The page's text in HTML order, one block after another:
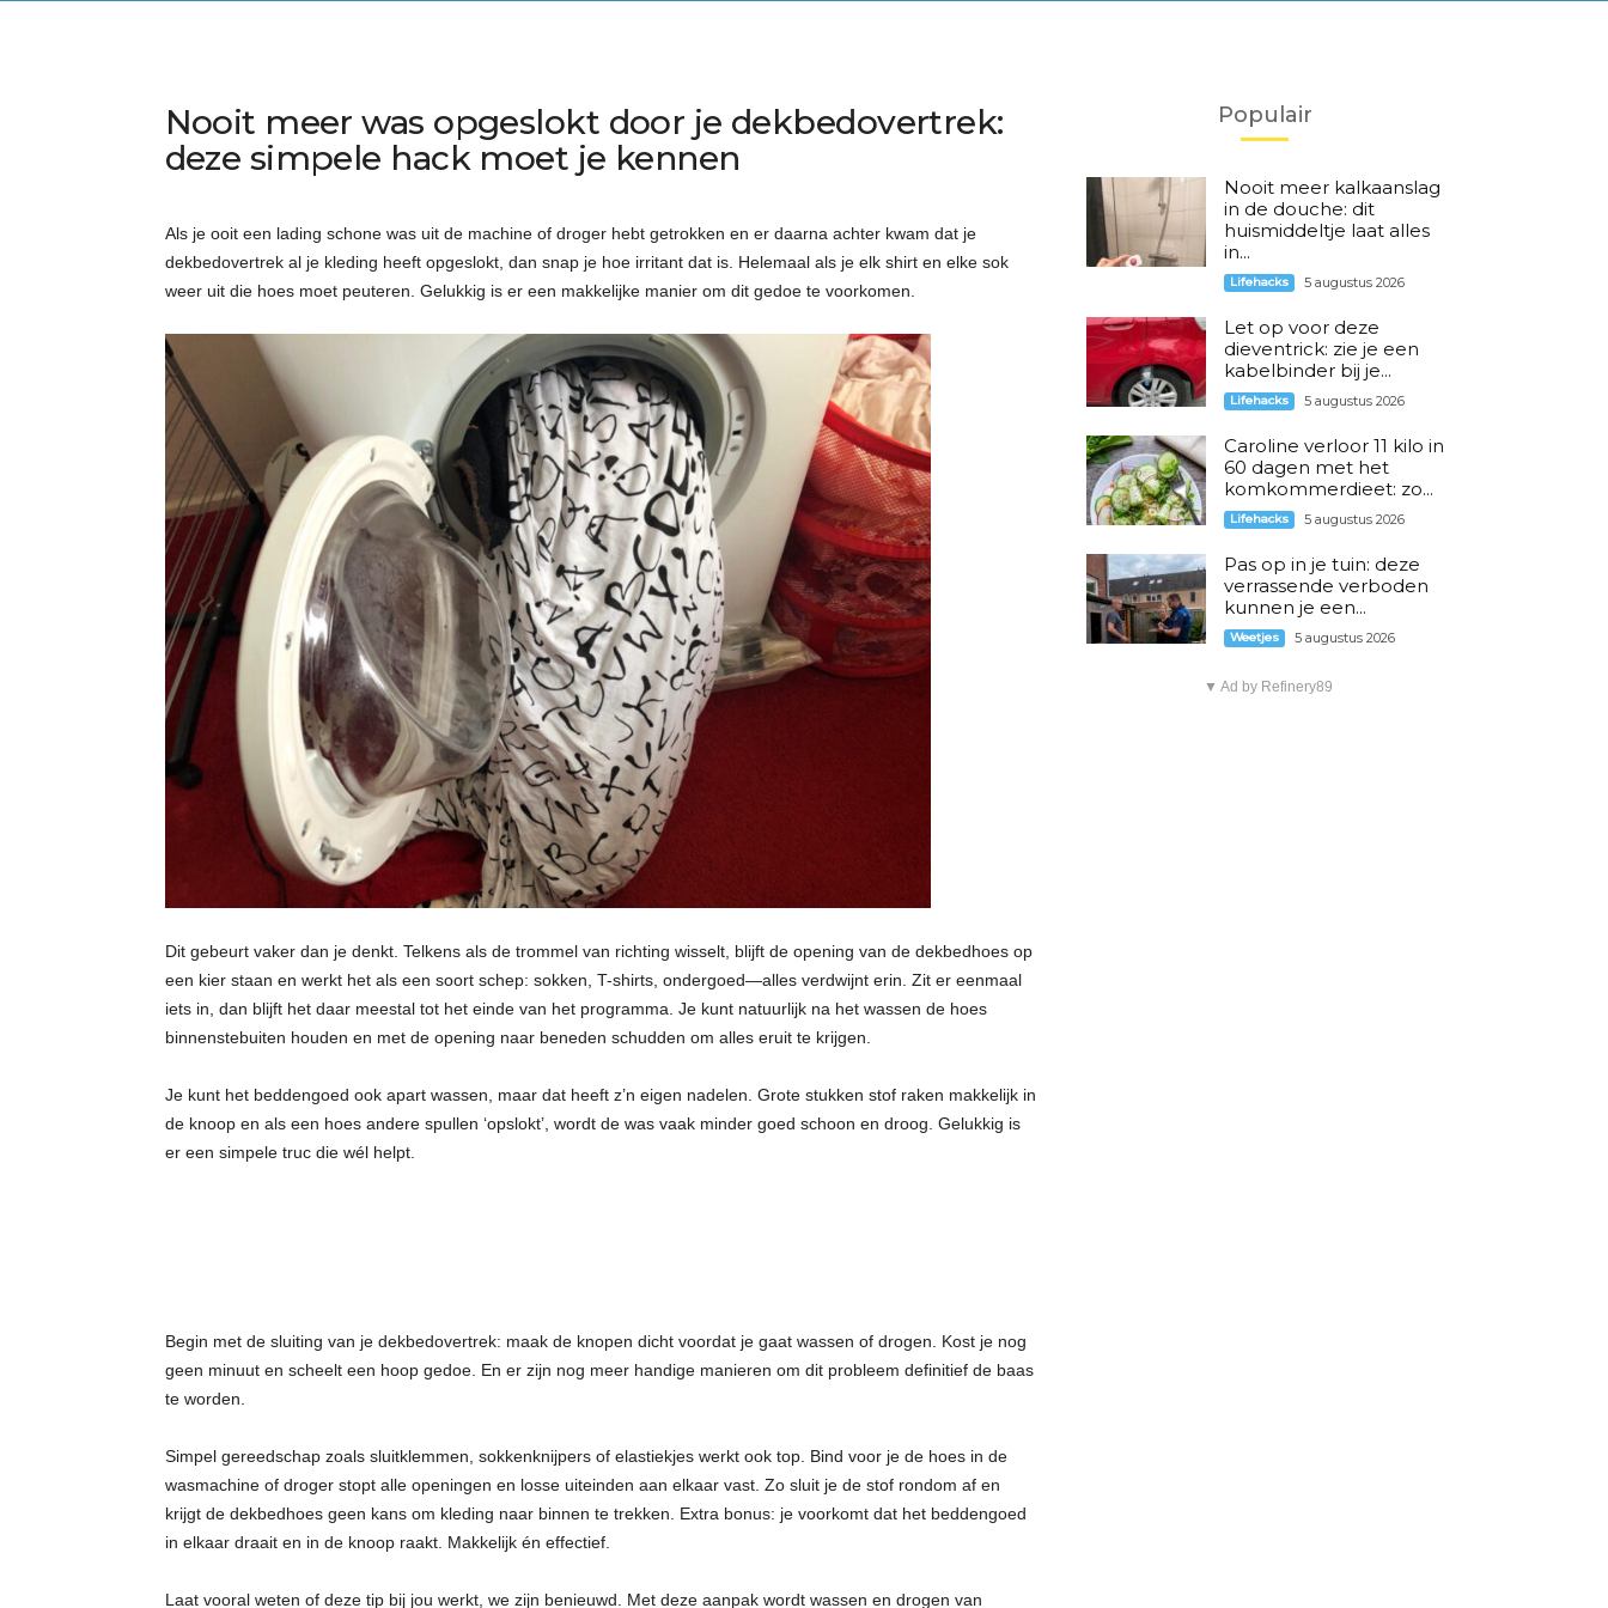
Nooit meer was opgeslokt door je dekbedovertrek:
deze simpele hack moet je kennen
Als je ooit een lading schone was uit de machine of droger hebt getrokken en er daarna achter kwam dat je
dekbedovertrek al je kleding heeft opgeslokt, dan snap je hoe irritant dat is. Helemaal als je elk shirt en elke sok
weer uit die hoes moet peuteren. Gelukkig is er een makkelijke manier om dit gedoe te voorkomen.
Dit gebeurt vaker dan je denkt. Telkens als de trommel van richting wisselt, blijft de opening van de dekbedhoes op
een kier staan en werkt het als een soort schep: sokken, T-shirts, ondergoed—alles verdwijnt erin. Zit er eenmaal
iets in, dan blijft het daar meestal tot het einde van het programma. Je kunt natuurlijk na het wassen de hoes
binnenstebuiten houden en met de opening naar beneden schudden om alles eruit te krijgen.
Je kunt het beddengoed ook apart wassen, maar dat heeft z’n eigen nadelen. Grote stukken stof raken makkelijk in
de knoop en als een hoes andere spullen ‘opslokt’, wordt de was vaak minder goed schoon en droog. Gelukkig is
er een simpele truc die wél helpt.
Begin met de sluiting van je dekbedovertrek: maak de knopen dicht voordat je gaat wassen of drogen. Kost je nog
geen minuut en scheelt een hoop gedoe. En er zijn nog meer handige manieren om dit probleem definitief de baas
te worden.
Simpel gereedschap zoals sluitklemmen, sokkenknijpers of elastiekjes werkt ook top. Bind voor je de hoes in de
wasmachine of droger stopt alle openingen en losse uiteinden aan elkaar vast. Zo sluit je de stof rondom af en
krijgt de dekbedhoes geen kans om kleding naar binnen te trekken. Extra bonus: je voorkomt dat het beddengoed
in elkaar draait en in de knoop raakt. Makkelijk én effectief.
Laat vooral weten of deze tip bij jou werkt, we zijn benieuwd. Met deze aanpak wordt wassen en drogen van
Populair
Nooit meer kalkaanslag
in de douche: dit
huismiddeltje laat alles
in...
Lifehacks 5 augustus 2026
Let op voor deze
dieventrick: zie je een
kabelbinder bij je...
Lifehacks 5 augustus 2026
Caroline verloor 11 kilo in
60 dagen met het
komkommerdieet: zo...
Lifehacks 5 augustus 2026
Pas op in je tuin: deze
verrassende verboden
kunnen je een...
Weetjes 5 augustus 2026
▼ Ad by Refinery89